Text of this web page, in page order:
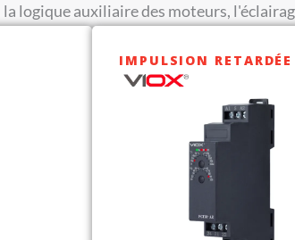
la logique auxiliaire des moteurs,
IMPULSION RETARDÉE